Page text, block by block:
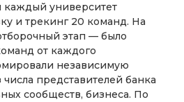
университет
и трекинг 20 команд. На
этап — было
от каждого
независимую
представителей банка
сообществ, бизнеса. По